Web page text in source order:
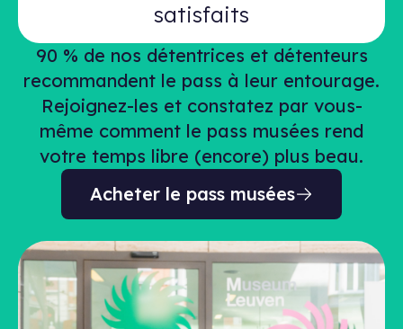
satisfaits
90 % de nos détentrices et détenteurs
recommandent le pass à leur entourage.
Rejoignez-les et constatez par vous-
même comment le pass musées rend
votre temps libre (encore) plus beau.
Acheter le pass musées